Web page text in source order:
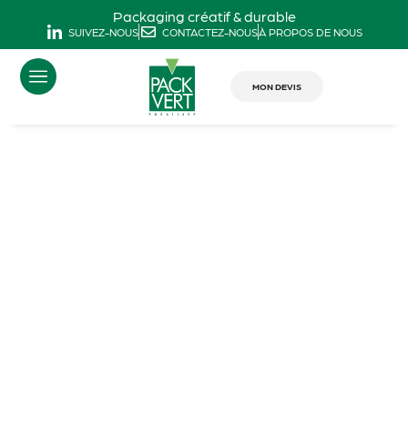
Packaging créatif & durable
SUIVEZ-NOUS CONTACTEZ-NOUSÀ PROPOS DE NOUS
MON DEVIS